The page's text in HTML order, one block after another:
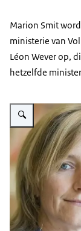
Marion Smit
ministerie van
Léon Wever op,
hetzelfde
Vergroot afbeelding